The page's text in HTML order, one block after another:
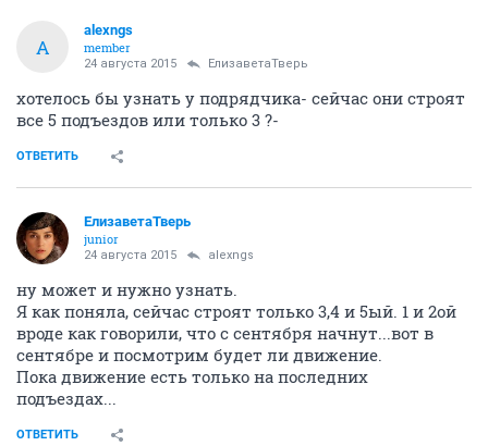
A
alexngs
member
24 августа 2015 ЕлизаветаТверь
хотелось бы узнать у подрядчика- сейчас они строят
все 5 подъездов или только 3 ?-
ОТВЕТИТЬ
ЕлизаветаТверь
junior
24 августа 2015 alexngs
ну может и нужно узнать.
Я как поняла, сейчас строят только 3,4 и 5ый. 1 и 2ой
вроде как говорили, что с сентября начнут...вот в
сентябре и посмотрим будет ли движение.
Пока движение есть только на последних
подъездах...
ОТВЕТИТЬ